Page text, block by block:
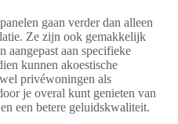
gaan verder dan alleen
Ze zijn ook gemakkelijk
aangepast aan specifieke
kunnen akoestische
privéwoningen als
je overal kunt genieten van
en een betere geluidskwaliteit.